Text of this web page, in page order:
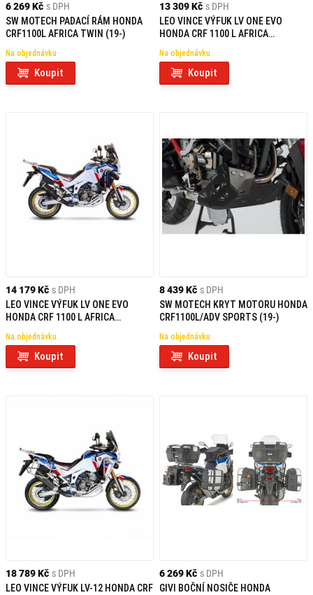
6 269 Kč s DPH
SW MOTECH PADACÍ RÁM HONDA
CRF1100L AFRICA TWIN (19-)
Na objednávku
Koupit
13 309 Kč s DPH
LEO VINCE VÝFUK LV ONE EVO
HONDA CRF 1100 L AFRICA
21)
Na objednávku
Koupit
14 179 Kč s DPH
LEO VINCE VÝFUK LV ONE EVO
HONDA CRF 1100 L AFRICA
21) BLACK EDITION
Na objednávku
Koupit
8 439 Kč s DPH
SW MOTECH KRYT MOTORU HONDA
CRF1100L/ADV SPORTS (19-)
Na objednávku
Koupit
18 789 Kč s DPH
LEO VINCE VÝFUK LV-12 HONDA CRF
6 269 Kč s DPH
GIVI BOČNÍ NOSIČE HONDA